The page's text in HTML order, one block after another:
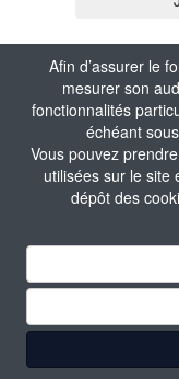
Afin d’assurer le
mesurer son
fonctionnalités
échéant
Vous pouvez
utilisées sur le site
dépôt des